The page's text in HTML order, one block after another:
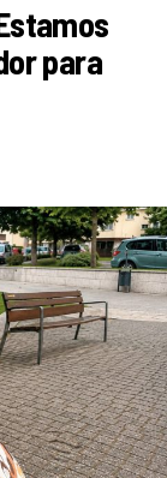
para